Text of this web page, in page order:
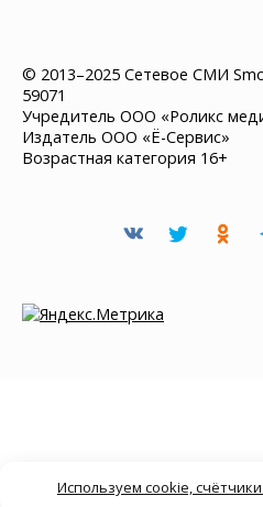
© 2013–2025 Сетевое СМИ
59071
Учредитель ООО «Роликс
Издатель ООО «Ё-Сервис»
Возрастная категория 16+
Используем cookie,